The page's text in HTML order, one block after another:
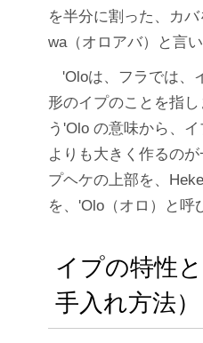
を半分に割った、カ
wa（オロアバ）と言い
'Oloは、フラでは、
形のイプのことを指
う'Olo の意味から、
よりも大きく作るの
プヘケの上部を、
を、'Olo（オロ）と呼
イプの特性
手入れ方法）